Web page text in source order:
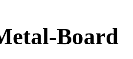
Board